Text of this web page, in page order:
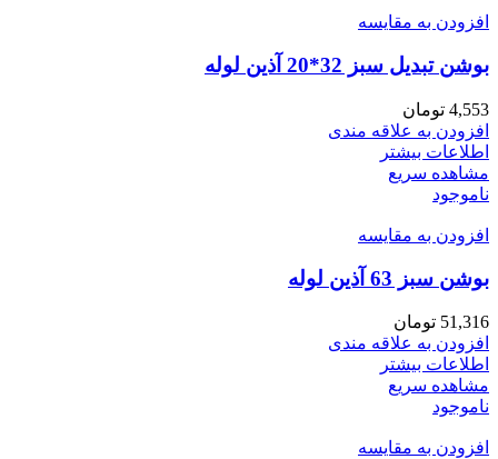
افزودن به مقایسه
بوشن تبدیل سبز 32*20 آذین لوله
4,553 تومان
افزودن به علاقه مندی
اطلاعات بیشتر
مشاهده سریع
ناموجود
افزودن به مقایسه
بوشن سبز 63 آذین لوله
51,316 تومان
افزودن به علاقه مندی
اطلاعات بیشتر
مشاهده سریع
ناموجود
افزودن به مقایسه